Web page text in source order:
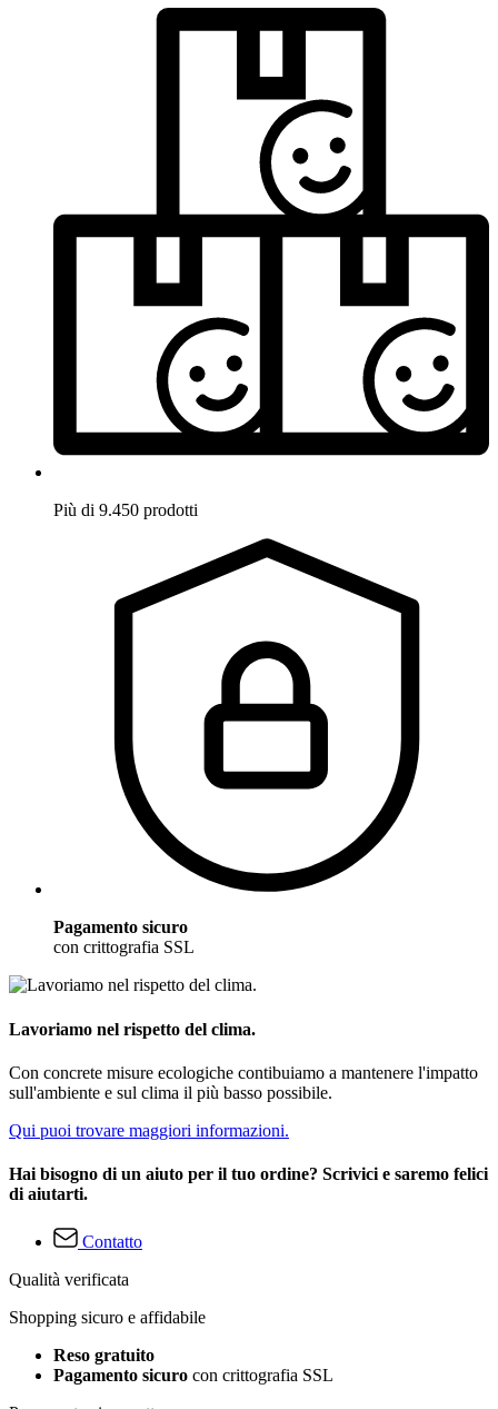
Più di 9.450 prodotti
Pagamento sicuro
con crittografia SSL
Lavoriamo nel rispetto del clima.
Con concrete misure ecologiche contibuiamo a mantenere l'impatto
sull'ambiente e sul clima il più basso possibile.
Qui puoi trovare maggiori informazioni.
Hai bisogno di un aiuto per il tuo ordine? Scrivici e saremo felici
di aiutarti.
Contatto
Qualità verificata
Shopping sicuro e affidabile
Reso gratuito
Pagamento sicuro con crittografia SSL